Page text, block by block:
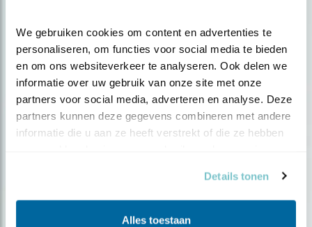
We gebruiken cookies om content en advertenties te
personaliseren, om functies voor social media te bieden
en om ons websiteverkeer te analyseren. Ook delen we
informatie over uw gebruik van onze site met onze
partners voor social media, adverteren en analyse. Deze
partners kunnen deze gegevens combineren met andere
informatie die u aan ze heeft verstrekt of die ze hebben
Details tonen
Alles toestaan